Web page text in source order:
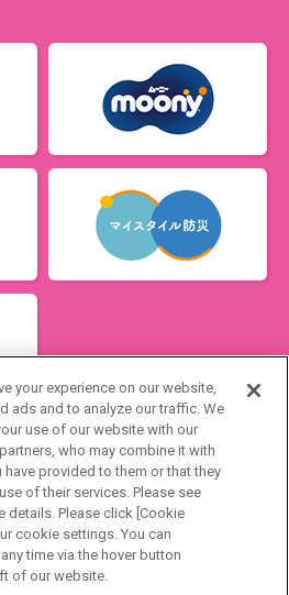
Japan
お問い合わせ
your experience on our website,
ads and to analyze our traffic. We
use of our website with our
who may combine it with
provided to them or that they
of their services. Please see
details. Please click [Cookie
cookie settings. You can
time via the hover button
of our website.